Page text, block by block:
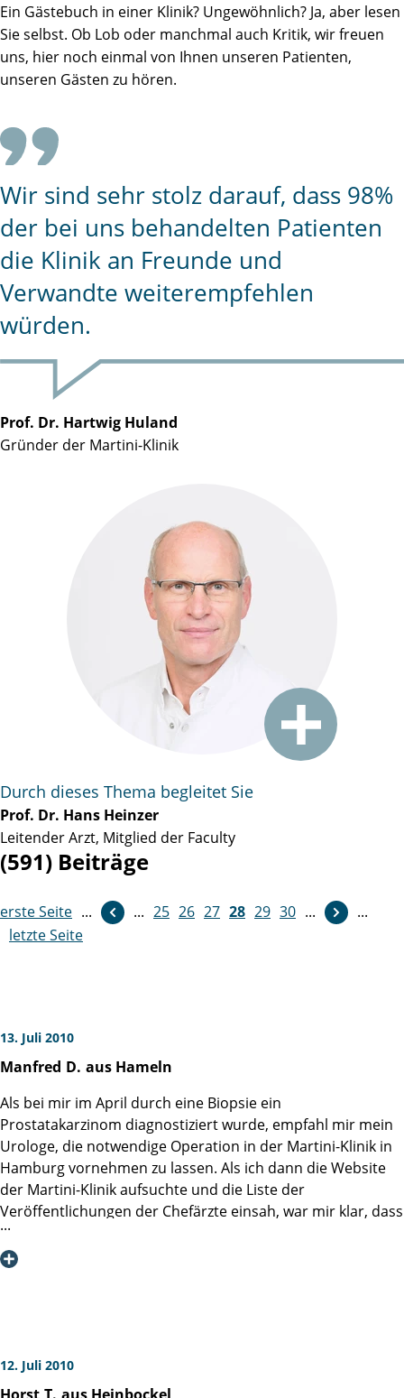
Ein Gästebuch in einer Klinik? Ungewöhnlich? Ja, aber lesen
Sie selbst. Ob Lob oder manchmal auch Kritik, wir freuen
uns, hier noch einmal von Ihnen unseren Patienten,
unseren Gästen zu hören.
Wir sind sehr stolz darauf, dass 98%
der bei uns behandelten Patienten
die Klinik an Freunde und
Verwandte weiterempfehlen
würden.
Prof. Dr. Hartwig Huland
Gründer der Martini-Klinik
Durch dieses Thema begleitet Sie
Prof. Dr. Hans Heinzer
Leitender Arzt, Mitglied der Faculty
(591) Beiträge
erste Seite ... ... 25 26 27 28 29 30 ...
weiter
...
letzte Seite
13. Juli 2010
Manfred D. aus Hameln
Als bei mir im April durch eine Biopsie ein
Prostatakarzinom diagnostiziert wurde, empfahl mir mein
Urologe, die notwendige Operation in der Martini-Klinik in
Hamburg vornehmen zu lassen. Als ich dann die Website
der Martini-Klinik aufsuchte und die Liste der
Veröffentlichungen der Chefärzte einsah, war mir klar, dass
ich wirklich in einem Prostatakrebs-Kompetenzzentrum
behandelt werden würde. Den guten Rat meines Neffen
las, wurde mir bewußt, dass für meine notwendig
gewordene Operation (radikale retropubische
12. Juli 2010